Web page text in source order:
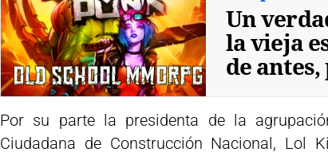
Un
la vieja
de
Por su parte la presidenta de la
Ciudadana de Construcción Nacional, Lol